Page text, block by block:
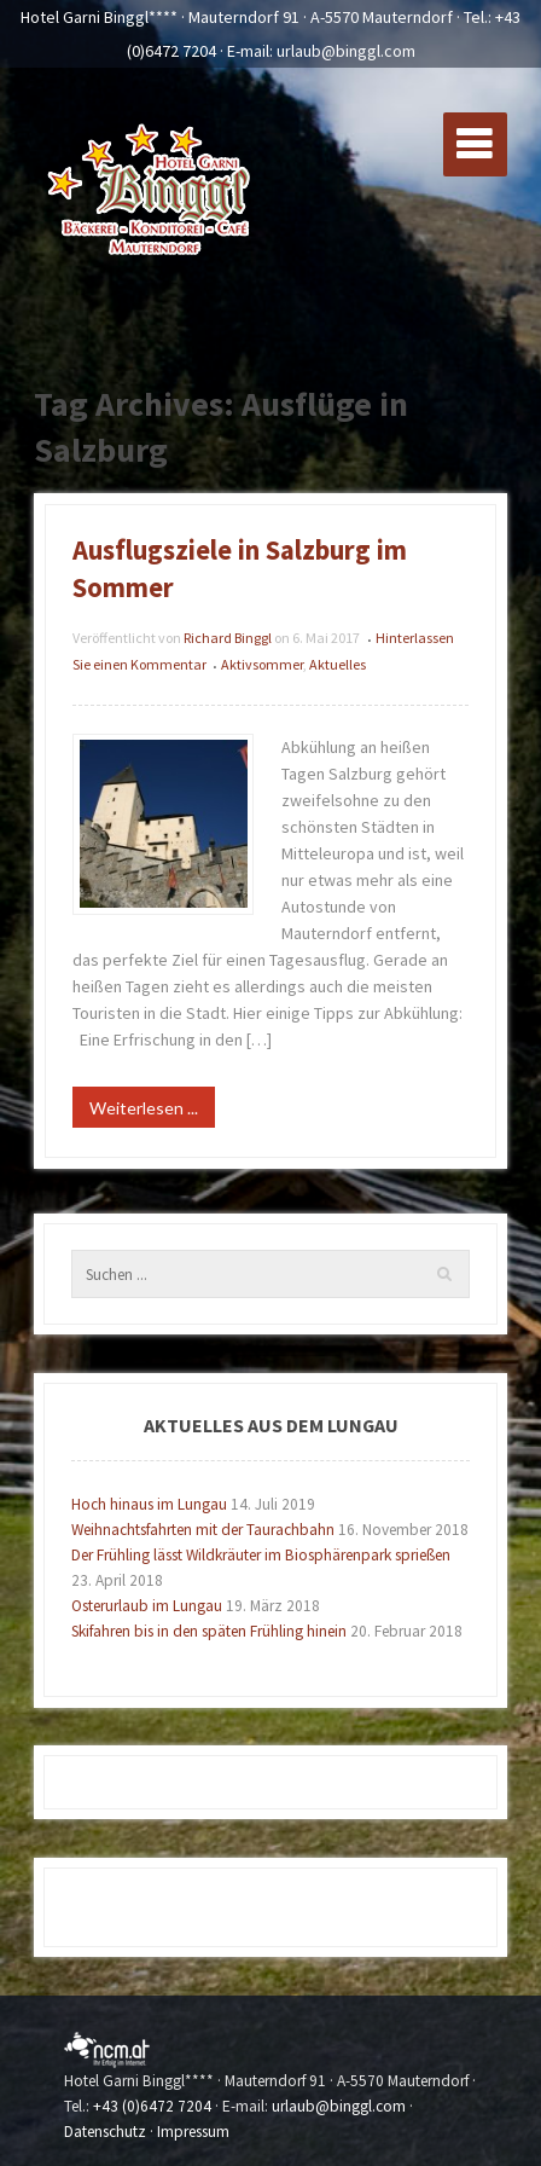
Hotel Garni Binggl**** · Mauterndorf 91 · A-5570 Mauterndorf · Tel.: +43
(0)6472 7204· E-mail: urlaub@binggl.com
Tag Archives: Ausflüge in
Salzburg
Ausflugsziele in Salzburg im
Sommer
Veröffentlicht von Richard Binggl on 6. Mai 2017 • Hinterlassen
Sie einen Kommentar
• Aktivsommer,Aktuelles
Abkühlung an heißen
Tagen Salzburg gehört
zweifelsohne zu den
schönsten Städten in
Mitteleuropa und ist, weil
nur etwas mehr als eine
Autostunde von
Mauterndorf entfernt,
das perfekte Ziel für einen Tagesausflug. Gerade an
heißen Tagen zieht es allerdings auch die meisten
Touristen in die Stadt. Hier einige Tipps zur Abkühlung:
Eine Erfrischung in den […]
Weiterlesen ...
AKTUELLES AUS DEM LUNGAU
Hoch hinaus im Lungau 14. Juli 2019
Weihnachtsfahrten mit der Taurachbahn 16. November 2018
Der Frühling lässt Wildkräuter im Biosphärenpark sprießen
23. April 2018
Osterurlaub im Lungau 19. März 2018
Skifahren bis in den späten Frühling hinein 20. Februar 2018
Hotel Garni Binggl**** · Mauterndorf 91 · A-5570 Mauterndorf ·
Tel.:+43 (0)6472 7204· E-mail:urlaub@binggl.com ·
Datenschutz ·Impressum